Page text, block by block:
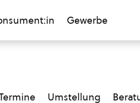
Gewerbe
Umstellung